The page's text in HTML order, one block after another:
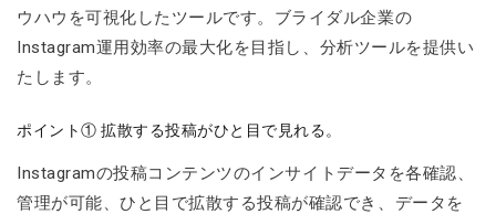
ウハウを可視化したツールです。ブライダル企業の
Instagram運用効率の最大化を目指し、分析ツールを提供い
たします。
ポイント① 拡散する投稿がひと目で見れる。
Instagramの投稿コンテンツのインサイトデータを各確認、
管理が可能、ひと目で拡散する投稿が確認でき、データを